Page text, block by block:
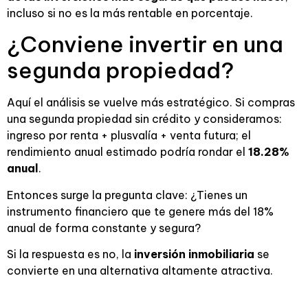
incluso si no es la más rentable en porcentaje.
¿Conviene invertir en una
segunda propiedad?
Aquí el análisis se vuelve más estratégico. Si compras
una segunda propiedad sin crédito y consideramos:
ingreso por renta + plusvalía + venta futura; el
rendimiento anual estimado podría rondar el 18.28%
anual .
Entonces surge la pregunta clave: ¿Tienes un
instrumento financiero que te genere más del 18%
anual de forma constante y segura?
Si la respuesta es no, la inversión inmobiliaria se
convierte en una alternativa altamente atractiva.